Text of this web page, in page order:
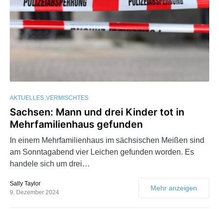
AKTUELLES VERMISCHTES
Sachsen: Mann und drei Kinder tot in
Mehrfamilienhaus gefunden
In einem Mehrfamilienhaus im sächsischen Meißen sind
am Sonntagabend vier Leichen gefunden worden. Es
handele sich um drei…
Sally Taylor
9. Dezember 2024
Mehr anzeigen